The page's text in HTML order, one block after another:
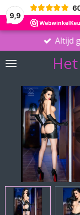
9,9
Altijd